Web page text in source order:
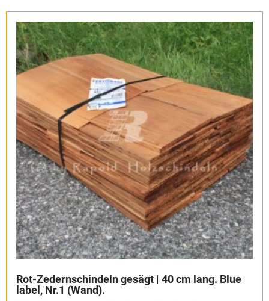
Rot-Zedernschindeln gesägt | 40 cm lang. Blue
label, Nr.1 (Wand).